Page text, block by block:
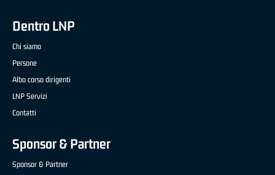
Dentro LNP
Chi siamo
Persone
Albo corso dirigenti
LNP Servizi
Contatti
Sponsor & Partner
Sponsor & Partner